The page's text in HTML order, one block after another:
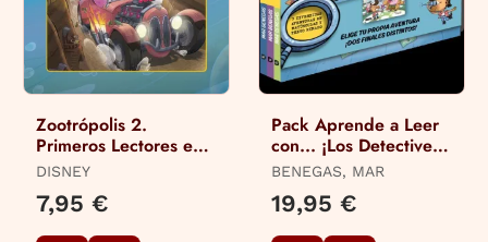
Zootrópolis 2.
Primeros Lectores en
Letra Mayúscula
DISNEY
7,95 €
Pack Aprende a Leer
con... ¡Los Detectives
Zoopencos! 7, 8 y 9:
en Letra Mayúscu
BENEGAS, MAR
19,95 €